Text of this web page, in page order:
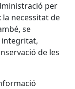
per
necessitat de
se
integritat,
de les